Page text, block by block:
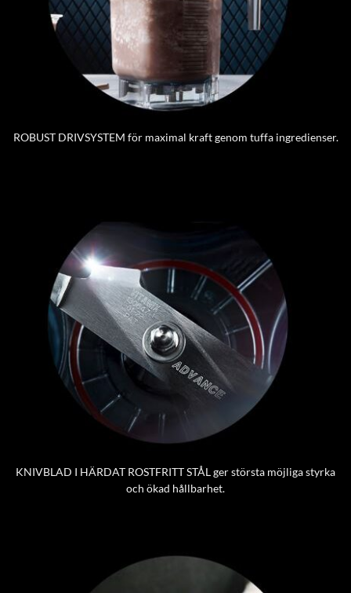
ROBUST DRIVSYSTEM för maximal kraft genom tuffa ingredienser.
KNIVBLAD I HÄRDAT ROSTFRITT STÅL ger största möjliga styrka
och ökad hållbarhet.